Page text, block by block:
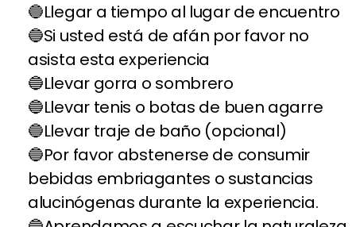
Llegar a tiempo al lugar de encuentro
Si usted está de afán por favor no
asista esta experiencia
Llevar gorra o sombrero
Llevar tenis o botas de buen agarre
Llevar traje de baño (opcional)
Por favor abstenerse de consumir
bebidas embriagantes o sustancias
alucinógenas durante la experiencia.